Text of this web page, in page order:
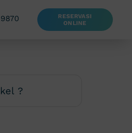
RESERVASI
ONLINE